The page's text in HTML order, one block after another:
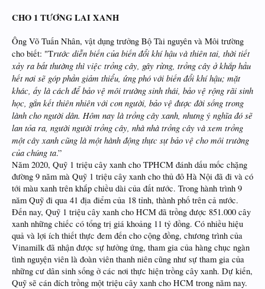
CHO 1 TƯƠNG LAI XANH
Ông Võ Tuấn Nhân, vật dụng trưởng Bộ Tài nguyên và Môi trường
cho biết: "Trước diễn biến của biến đổi khí hậu và thiên tai, thời tiết
xảy ra bất thường thì việc trồng cây, gây rừng, trồng cây ở khắp hầu
hết nơi sẽ góp phần giảm thiểu, ứng phó với biến đổi khí hậu; mặt
khác, ấy là cách để bảo vệ môi trường sinh thái, bảo vệ rộng rãi sinh
học, gắn kết thiên nhiên với con người, bảo vệ được đời sống trong
lành cho người dân. Hôm nay là trồng cây xanh, nhưng ý nghĩa đó sẽ
lan tỏa ra, người người trồng cây, nhà nhà trồng cây và xem trồng
một cây xanh cũng là một hành động thực sự bảo vệ cho môi trường
của chúng ta.”
Năm 2020, Quỹ 1 triệu cây xanh cho TPHCM đánh dấu mốc chặng
đường 9 năm mà Quỹ 1 triệu cây xanh cho thủ đô Hà Nội đã đi và có
tới màu xanh trên khắp chiều dài của đất nước. Trong hành trình 9
năm Quỹ đi qua 41 địa điểm của 18 tỉnh, thành phố trên cả nước.
Đến nay, Quỹ 1 triệu cây xanh cho HCM đã trồng được 851.000 cây
xanh những chiếc có tổng trị giá khoảng 11 tỷ đồng. Có nhiều hiệu
quả và lợi ích thiết thực đem đến cho cộng đồng, chương trình của
Vinamilk đã nhận được sự hưởng ứng, tham gia của hàng chục ngàn
tình nguyện viên là đoàn viên thanh niên cũng như sự tham gia của
những cư dân sinh sống ở các nơi thực hiện trồng cây xanh. Dự kiến,
Quỹ sẽ cán đích trồng một triệu cây xanh cho HCM trong năm nay.